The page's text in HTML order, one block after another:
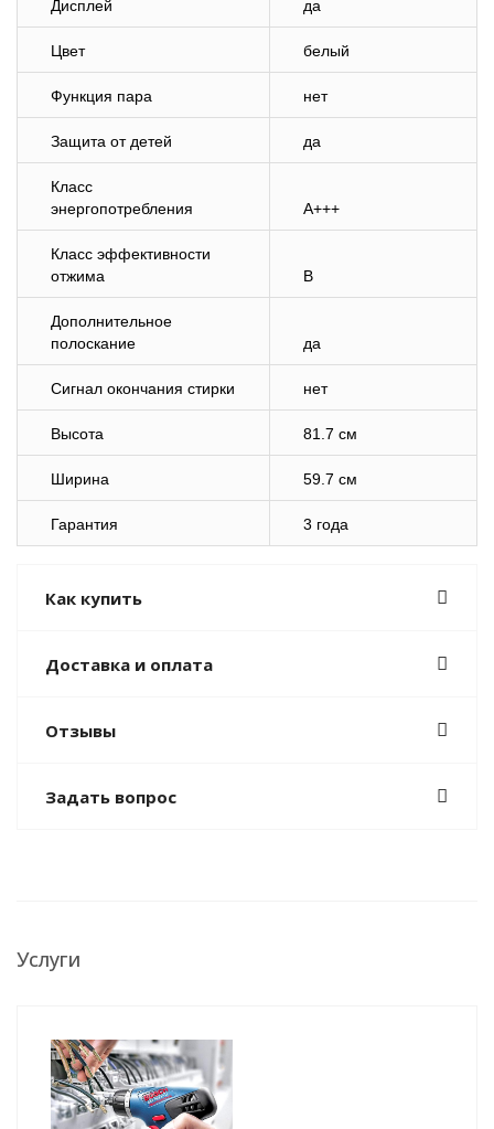
Дисплей да
Цвет белый
Функция пара нет
Защита от детей да
Класс
энергопотребления
A+++
Класс эффективности
отжима
B
Дополнительное
полоскание
да
Сигнал окончания стирки нет
Высота 81.7 см
Ширина 59.7 см
Гарантия 3 года
Как купить
Доставка и оплата
Отзывы
Задать вопрос
Услуги